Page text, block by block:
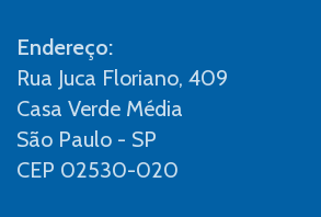
Endereço:
Rua Juca Floriano, 409
Casa Verde Média
São Paulo - SP
CEP 02530-020